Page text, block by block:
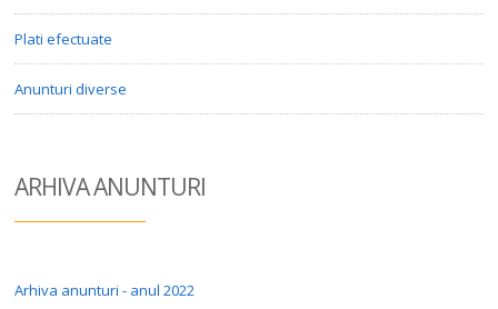
Plati efectuate
Anunturi diverse
ARHIVA ANUNTURI
Arhiva anunturi - anul 2022